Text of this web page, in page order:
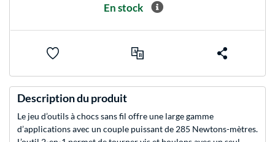
En stock
Description du produit
Le jeu d’outils à chocs sans fil offre une large gamme
d’applications avec un couple puissant de 285 Newtons-mètres.